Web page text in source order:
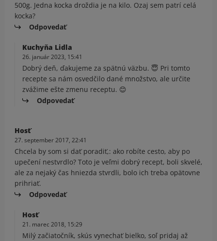
500g. Jedna kocka droždia je na kilo. Ozaj sem patrí celá
kocka?
Odpovedať
Kuchyňa Lidla
26. január 2023, 15:41
Dobrý deň, ďakujeme za spätnú väzbu. 😇 Pri tomto
recepte sa nám osvedčilo dané množstvo, ale určite
zvážime ešte zmenu receptu. 😊
Odpovedať
Hosť
27. september 2017, 22:41
Chcela by som si dať poradiť,: ako robíte cesto, aby po
upečení nestvrdlo? Toto je veľmi dobrý recept, boli skvelé,
ale za nejaký čas hniezda stvrdli, bolo ich treba opätovne
prihriať.
Odpovedať
Hosť
21. marec 2018, 15:29
Milý začiatočník, skús vynechať bielko, soľ pridaj až